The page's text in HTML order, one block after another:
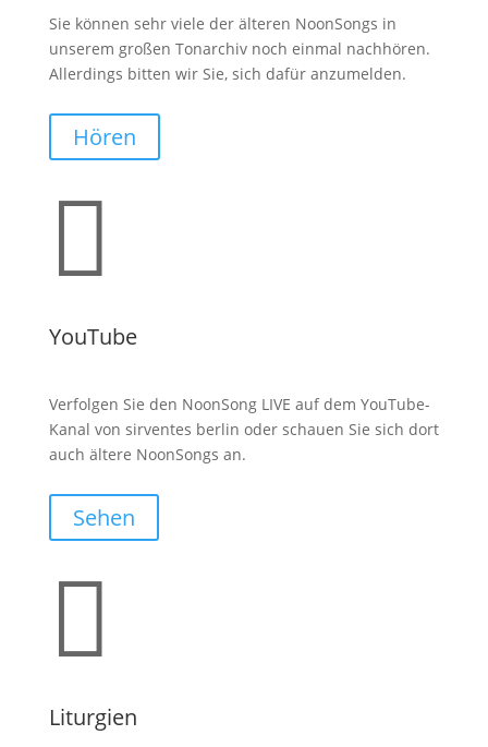
Sie können sehr viele der älteren NoonSongs in
unserem großen Tonarchiv noch einmal nachhören.
Allerdings bitten wir Sie, sich dafür anzumelden.
Hören

YouTube
Verfolgen Sie den NoonSong LIVE auf dem YouTube-
Kanal von sirventes berlin oder schauen Sie sich dort
auch ältere NoonSongs an.
Sehen

Liturgien